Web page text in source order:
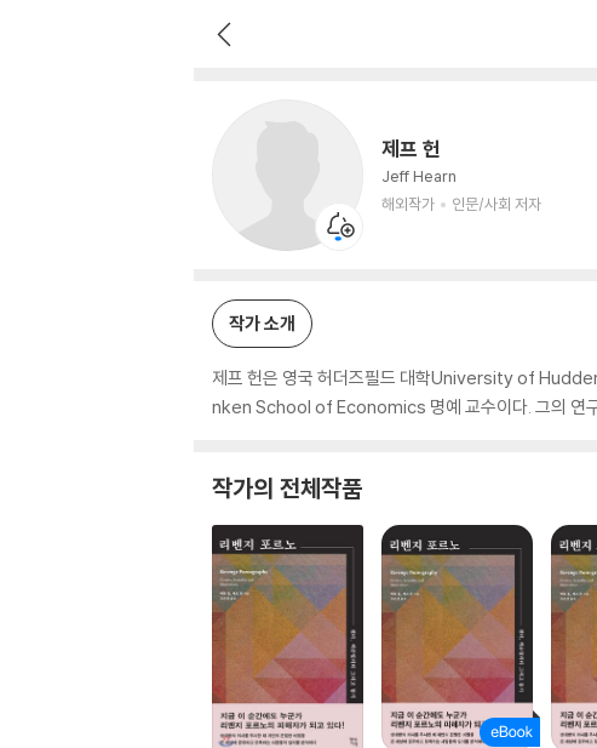
제프 헌
Jeff Hearn
해외작가
인문/사회 저자
작가 소개
제프 헌은 영국 허더즈필드 대학University of
nken School of Economics 명예 교수이다. 그의 연
작가의 전체작품